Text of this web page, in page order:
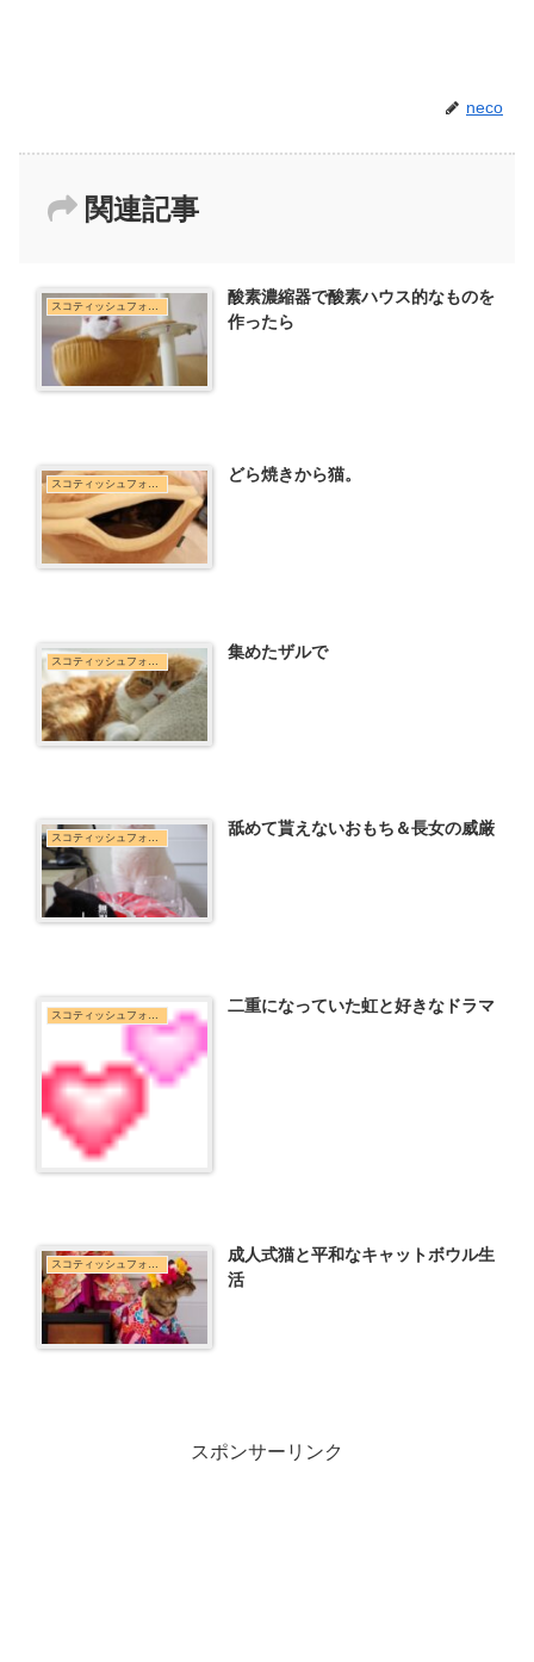
neco
関連記事
スコティッシュフォールド
酸素濃縮器で酸素ハウス的なものを
作ったら
どら焼きから猫。
集めたザルで
スコティッシュフォールド 舐めて貰えないおもち＆長女の威厳
二重になっていた虹と好きなドラマ
スコティッシュフォールド
成人式猫と平和なキャットボウル生
活
スポンサーリンク